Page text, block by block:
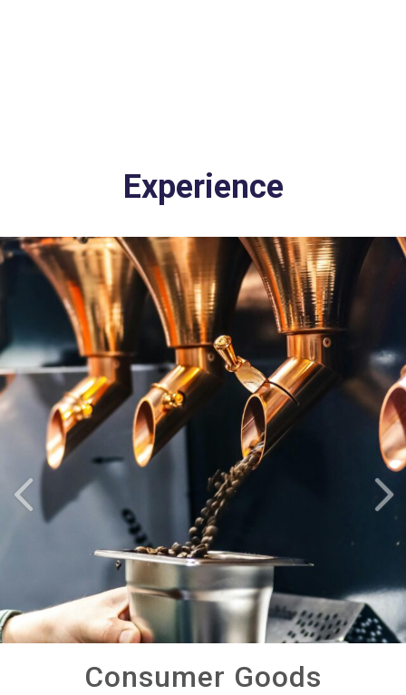
Experience
Consumer Goods